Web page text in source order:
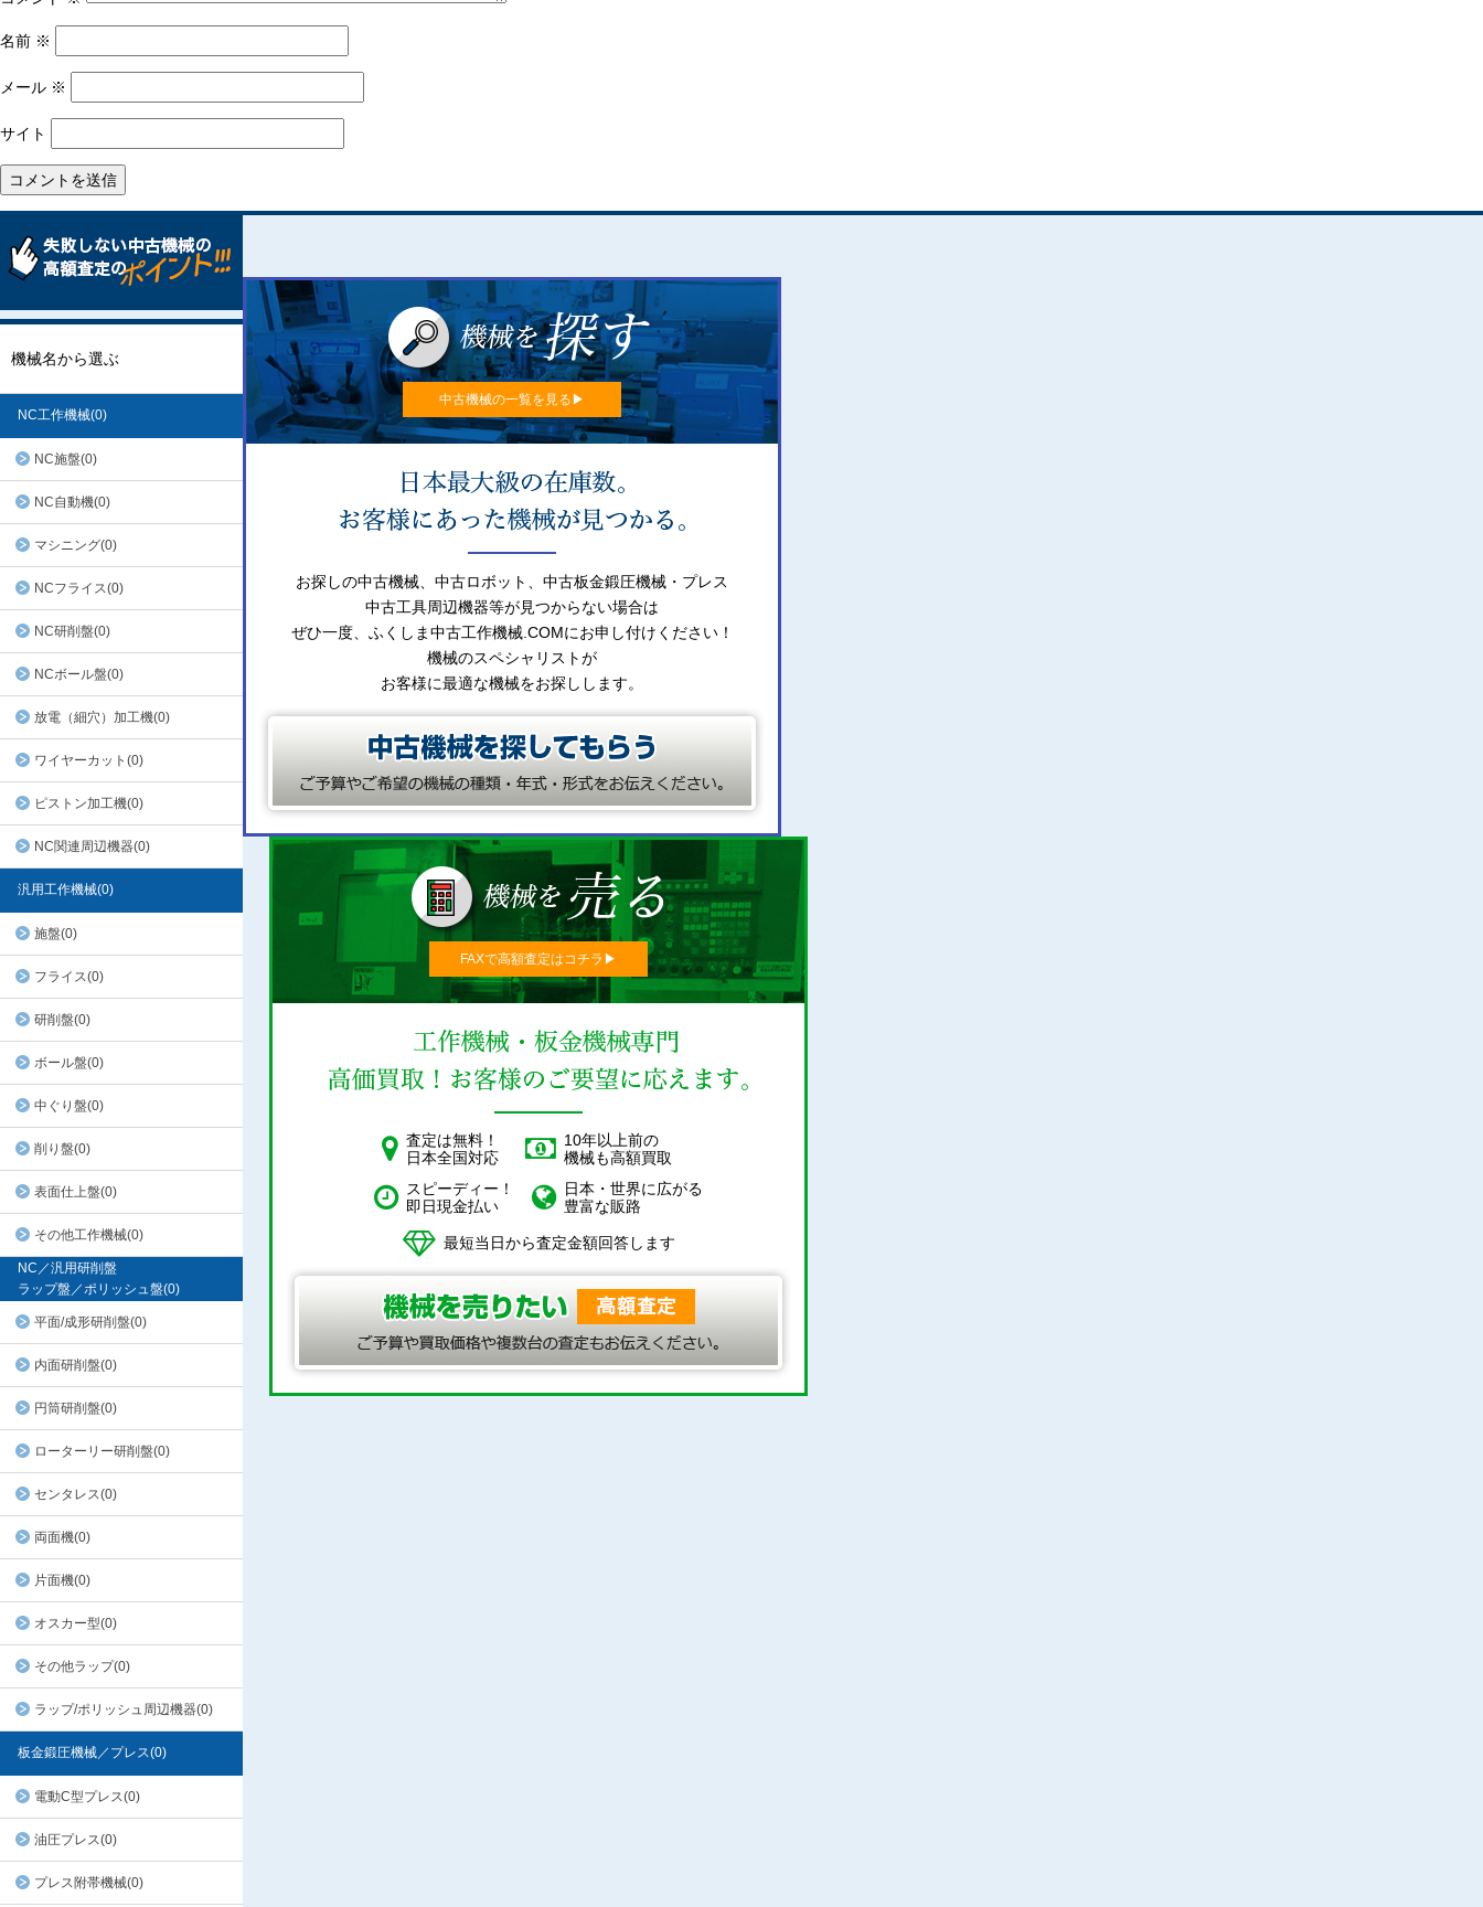
名前 ※
メール ※
サイト
機械名から選ぶ
NC工作機械(0)
NC施盤(0)
NC自動機(0)
マシニング(0)
NCフライス(0)
NC研削盤(0)
NCボール盤(0)
放電（細穴）加工機(0)
ワイヤーカット(0)
ピストン加工機(0)
NC関連周辺機器(0)
汎用工作機械(0)
施盤(0)
フライス(0)
研削盤(0)
ボール盤(0)
中ぐり盤(0)
削り盤(0)
表面仕上盤(0)
その他工作機械(0)
NC／汎用研削盤
ラップ盤／ポリッシュ盤(0)
平面/成形研削盤(0)
内面研削盤(0)
円筒研削盤(0)
ローターリー研削盤(0)
センタレス(0)
両面機(0)
片面機(0)
オスカー型(0)
その他ラップ(0)
ラップ/ポリッシュ周辺機器(0)
板金鍛圧機械／プレス(0)
電動C型プレス(0)
油圧プレス(0)
プレス附帯機械(0)
中古機械の一覧を見る▶︎
お探しの中古機械、中古ロボット、中古板金鍛圧機械・プレス
中古工具周辺機器等が見つからない場合は
ぜひ一度、ふくしま中古工作機械.COMにお申し付けください！
機械のスペシャリストが
お客様に最適な機械をお探しします。
FAXで高額査定はコチラ▶︎
査定は無料！
日本全国対応
10年以上前の
機械も高額買取
スピーディー！
即日現金払い
日本・世界に広がる
豊富な販路
最短当日から査定金額回答します